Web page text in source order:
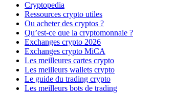
Cryptopedia
Ressources crypto utiles
Ou acheter des cryptos ?
Qu’est-ce que la cryptomonnaie ?
Exchanges crypto 2026
Exchanges crypto MiCA
Les meilleures cartes crypto
Les meilleurs wallets crypto
Le guide du trading crypto
Les meilleurs bots de trading